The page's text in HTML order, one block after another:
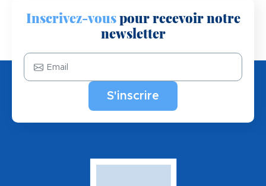
Inscrivez-vouspour recevoir notre
newsletter